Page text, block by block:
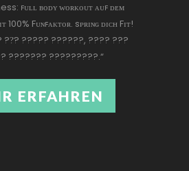
ꜰᴜʟʟ ʙᴏᴅʏ ᴡᴏʀᴋᴏᴜᴛ ᴀᴜꜰ ᴅᴇᴍ
100% Fᴜɴꜰᴀᴋᴛᴏʀ. sᴘʀɪɴɢ ᴅɪᴄʜ Fɪᴛ!
??̈? ????? ??????, ???? ???
??????? ?????????.“
ERFAHREN